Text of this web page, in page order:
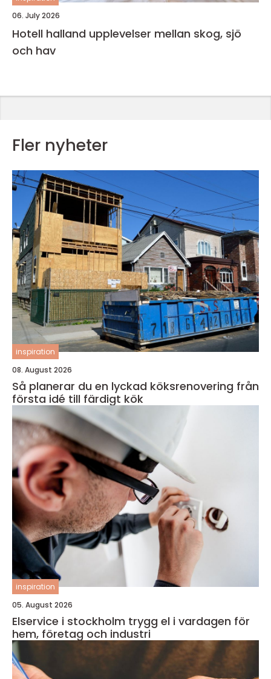
06. July 2026
Hotell halland upplevelser mellan skog, sjö
och hav
Fler nyheter
inspiration
08. August 2026
Så planerar du en lyckad köksrenovering från
första idé till färdigt kök
inspiration
05. August 2026
Elservice i stockholm trygg el i vardagen för
hem, företag och industri